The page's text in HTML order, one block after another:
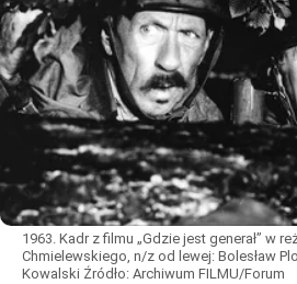
1963. Kadr z filmu „Gdzie jest generał” w
Chmielewskiego, n/z od lewej: Bolesław
Kowalski Źródło: Archiwum FILMU/Forum